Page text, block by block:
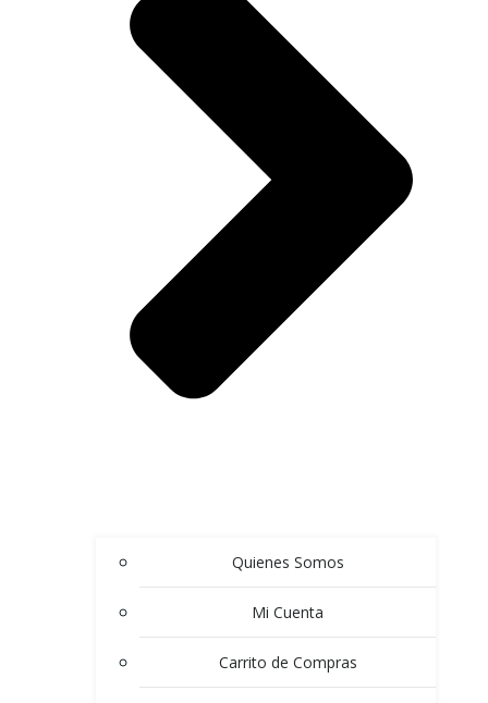
Quienes Somos
Mi Cuenta
Carrito de Compras